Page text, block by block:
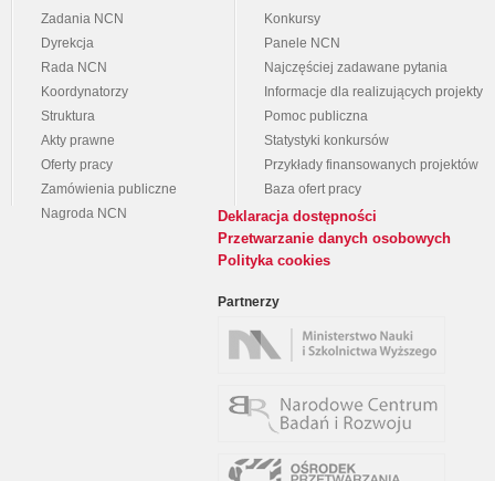
Zadania NCN
Dyrekcja
Rada NCN
Koordynatorzy
Struktura
Akty prawne
Oferty pracy
Zamówienia publiczne
Nagroda NCN
Konkursy
Panele NCN
Najczęściej zadawane pytania
Informacje dla realizujących projekty
Pomoc publiczna
Statystyki konkursów
Przykłady finansowanych projektów
Baza ofert pracy
Deklaracja dostępności
Przetwarzanie danych osobowych
Polityka cookies
Partnerzy